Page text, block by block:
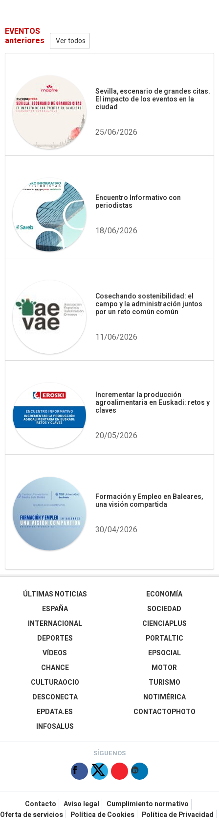
EVENTOS
anteriores Ver todos
Sevilla, escenario de grandes citas.
El impacto de los eventos en la
ciudad
25/06/2026
Encuentro Informativo con
periodistas
18/06/2026
Cosechando sostenibilidad: el
campo y la administración juntos
por un reto común común
11/06/2026
Incrementar la producción
agroalimentaria en Euskadi: retos y
claves
20/05/2026
Formación y Empleo en Baleares,
una visión compartida
30/04/2026
ÚLTIMAS NOTICIAS
ESPAÑA
INTERNACIONAL
DEPORTES
VÍDEOS
ECONOMÍA
SOCIEDAD
CIENCIAPLUS
PORTALTIC
EPSOCIAL
CHANCE
CULTURAOCIO
DESCONECTA
EPDATA.ES
INFOSALUS
MOTOR
TURISMO
NOTIMÉRICA
CONTACTOPHOTO
SÍGUENOS
Contacto Aviso legal
Cumplimiento normativo
Oferta de servicios
Política de Cookies Política de Privacidad